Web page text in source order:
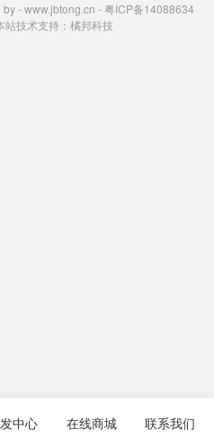
by -www.jbtong.cn -粤ICP备14088634
站技术支持： 橘邦科技
中心 在线商城 联系我们